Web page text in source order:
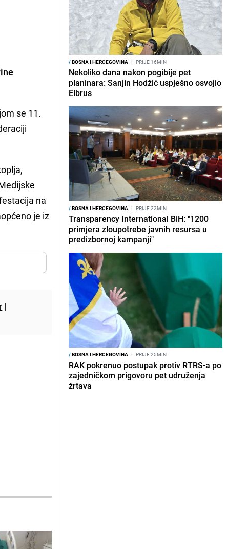
se 11.
na
je iz
|
/BOSNA I HERCEGOVINA I PRIJE 16MIN
Nekoliko dana nakon pogibije pet
planinara: Sanjin Hodžić uspješno osvojio
Elbrus
/BOSNA I HERCEGOVINA I PRIJE 22MIN
Transparency International BiH: "1200
primjera zloupotrebe javnih resursa u
predizbornoj kampanji"
/BOSNA I HERCEGOVINA I PRIJE 25MIN
RAK pokrenuo postupak protiv RTRS-a po
zajedničkom prigovoru pet udruženja
žrtava